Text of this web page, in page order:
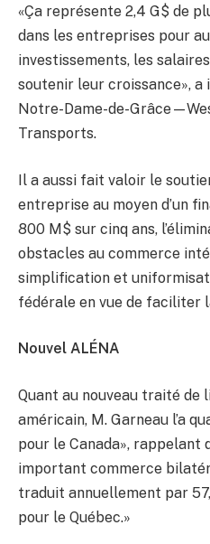
«Ça représente 2,4 G$ de
dans les entreprises pour
investissements, les
soutenir leur croissance», a
Notre-Dame-de-
Transports.
Il a aussi fait valoir le
entreprise au moyen d’un
800 M$ sur cinq ans,
obstacles au commerce
simplification et
fédérale en vue de faciliter
Nouvel ALÉNA
Quant au nouveau traité de
américain, M. Garneau l’a
pour le Canada», rappelant
important commerce
traduit annuellement par
pour le Québec.»